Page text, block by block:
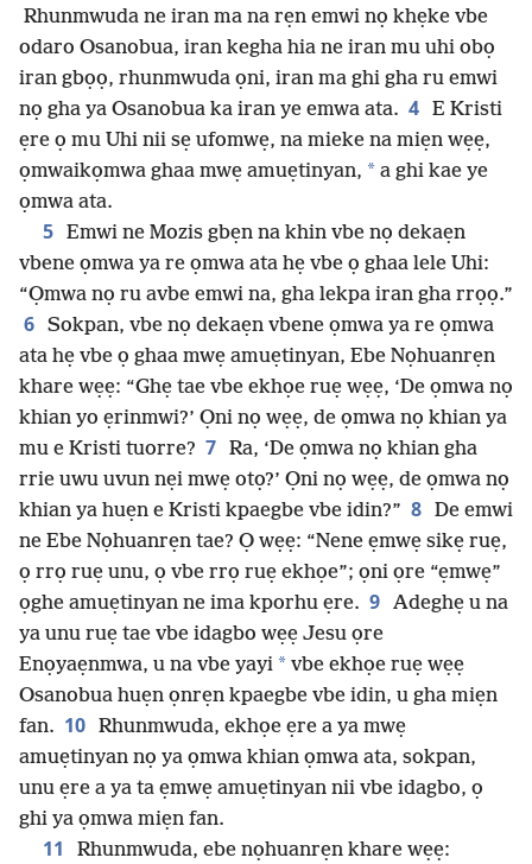
Rhunmwuda ne iran ma na rẹn emwi nọ khẹke vbe
odaro Osanobua, iran kegha hia ne iran mu uhi obọ
iran gbọọ, rhunmwuda ọni, iran ma ghi gha ru emwi
nọ gha ya Osanobua ka iran ye emwa ata. 4 E Kristi
ẹre ọ mu Uhi nii sẹ ufomwẹ, na mieke na miẹn wẹẹ,
ọmwaikọmwa ghaa mwẹ amuẹtinyan, * a ghi kae ye
ọmwa ata.
5 Emwi ne Mozis gbẹn na khin vbe nọ dekaẹn
vbene ọmwa ya re ọmwa ata hẹ vbe ọ ghaa lele Uhi:
“Ọmwa nọ ru avbe emwi na, gha lekpa iran gha rrọọ.”
6 Sokpan, vbe nọ dekaẹn vbene ọmwa ya re ọmwa
ata hẹ vbe ọ ghaa mwẹ amuẹtinyan, Ebe Nọhuanrẹn
khare wẹẹ: “Ghẹ tae vbe ekhọe ruẹ wẹẹ, ‘De ọmwa nọ
khian yo ẹrinmwi?’ Ọni nọ wẹẹ, de ọmwa nọ khian ya
mu e Kristi tuorre? 7 Ra, ‘De ọmwa nọ khian gha
rrie uwu uvun nẹi mwẹ otọ?’ Ọni nọ wẹẹ, de ọmwa nọ
khian ya huẹn e Kristi kpaegbe vbe idin?” 8 De emwi
ne Ebe Nọhuanrẹn tae? Ọ wẹẹ: “Nene ẹmwẹ sikẹ ruẹ,
ọ rrọ ruẹ unu, ọ vbe rrọ ruẹ ekhọe”; ọni ọre “ẹmwẹ”
ọghe amuẹtinyan ne ima kporhu ẹre. 9 Adeghẹ u na
ya unu ruẹ tae vbe idagbo wẹẹ Jesu ọre
Enọyaẹnmwa, u na vbe yayi * vbe ekhọe ruẹ wẹẹ
Osanobua huẹn ọnrẹn kpaegbe vbe idin, u gha miẹn
fan. 10 Rhunmwuda, ekhọe ẹre a ya mwẹ
amuẹtinyan nọ ya ọmwa khian ọmwa ata, sokpan,
unu ẹre a ya ta ẹmwẹ amuẹtinyan nii vbe idagbo, ọ
ghi ya ọmwa miẹn fan.
11
Rhunmwuda, ebe nọhuanrẹn khare wẹẹ: